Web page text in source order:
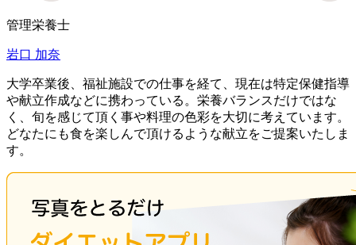
管理栄養士
岩口 加奈
大学卒業後、福祉施設での仕事を経て、現在は特定保健指導
や献立作成などに携わっている。栄養バランスだけではな
く、旬を感じて頂く事や料理の色彩を大切に考えています。
どなたにも食を楽しんで頂けるような献立をご提案いたしま
す。